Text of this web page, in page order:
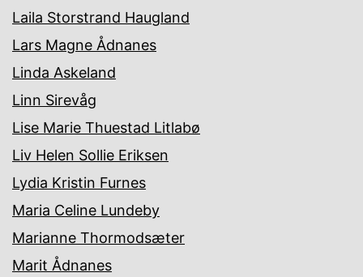
Laila Storstrand Haugland
Lars Magne Ådnanes
Linda Askeland
Linn Sirevåg
Lise Marie Thuestad Litlabø
Liv Helen Sollie Eriksen
Lydia Kristin Furnes
Maria Celine Lundeby
Marianne Thormodsæter
Marit Ådnanes